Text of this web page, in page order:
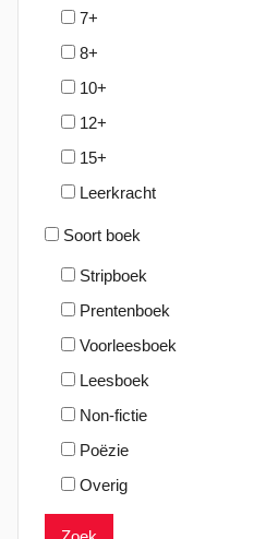
7+
8+
10+
12+
15+
Leerkracht
Soort boek
Stripboek
Prentenboek
Voorleesboek
Leesboek
Non-fictie
Poëzie
Overig